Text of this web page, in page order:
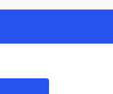
す。懸賞やモニター生
・美容健康アイテム探